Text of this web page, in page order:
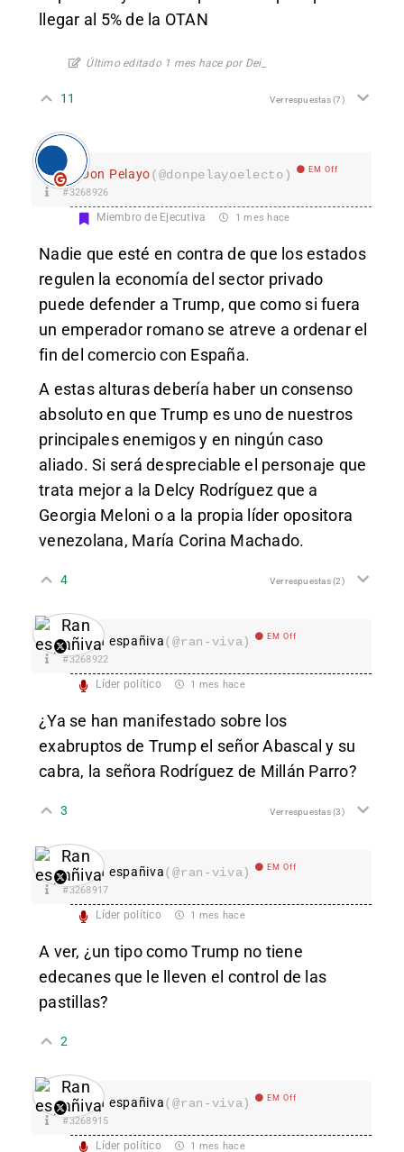
llegar al 5% de la OTAN
Último editado 1 mes hace por Dei_
11 Ver respuestas(7)
Don Pelayo(@donpelayoelecto) EM Off
#3268926
Miembro de Ejecutiva 1 mes hace
Nadie que esté en contra de que los estados
regulen la economía del sector privado
puede defender a Trump, que como si fuera
un emperador romano se atreve a ordenar el
fin del comercio con España.
A estas alturas debería haber un consenso
absoluto en que Trump es uno de nuestros
principales enemigos y en ningún caso
aliado. Si será despreciable el personaje que
trata mejor a la Delcy Rodríguez que a
Georgia Meloni o a la propia líder opositora
venezolana, María Corina Machado.
4 Ver respuestas(2)
Ran españiva(@ran-viva) EM Off
#3268922
Líder político 1 mes hace
¿Ya se han manifestado sobre los
exabruptos de Trump el señor Abascal y su
cabra, la señora Rodríguez de Millán Parro?
3 Ver respuestas(3)
Ran españiva(@ran-viva) EM Off
#3268917
Líder político 1 mes hace
A ver, ¿un tipo como Trump no tiene
edecanes que le lleven el control de las
pastillas?
2
Ran españiva(@ran-viva) EM Off
#3268915
Líder político 1 mes hace